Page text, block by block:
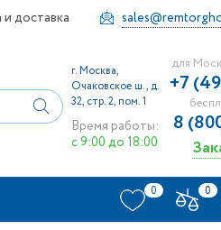
доставка
г. Москва,
Очаковское ш., д.
32, стр. 2, пом. 1
Время работы:
с 9:00 до 18:00
для
+7
8
0 0